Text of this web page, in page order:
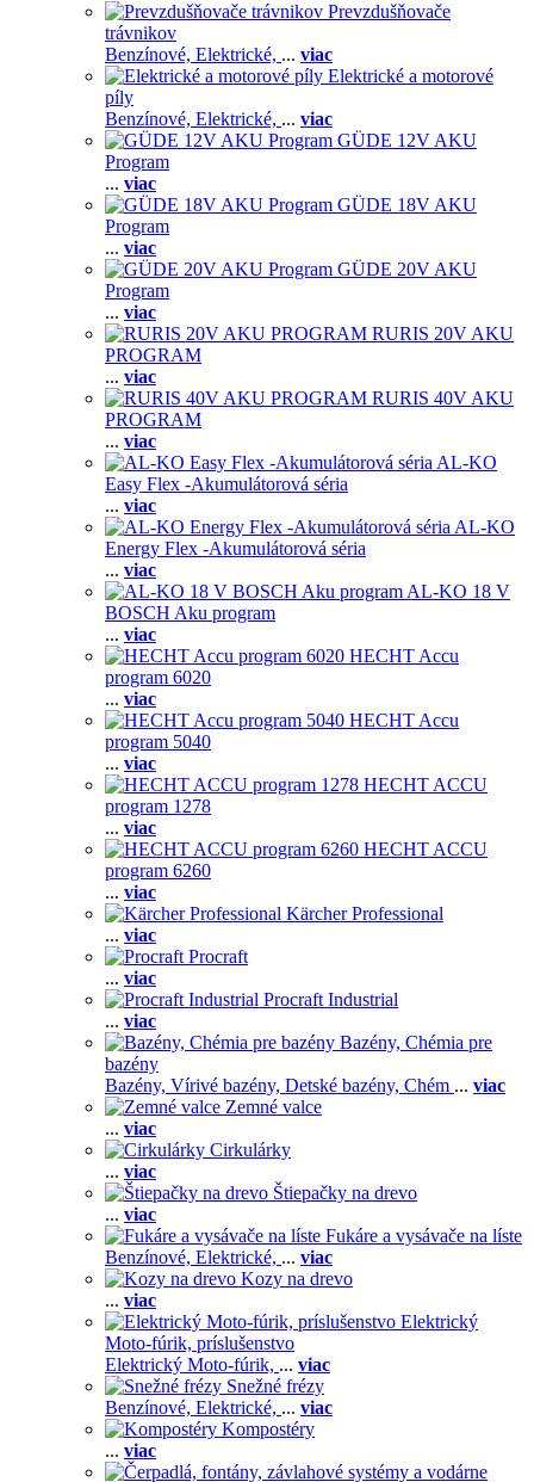
Prevzdušňovače
trávnikov
Benzínové, Elektrické, ... viac
Elektrické a motorové
píly
Benzínové, Elektrické, ... viac
GÜDE 12V AKU
Program
... viac
GÜDE 18V AKU
Program
... viac
GÜDE 20V AKU
Program
... viac
RURIS 20V AKU
PROGRAM
... viac
RURIS 40V AKU
PROGRAM
... viac
AL-KO
Easy Flex -Akumulátorová séria
... viac
AL-KO
Energy Flex -Akumulátorová séria
... viac
AL-KO 18 V
BOSCH Aku program
... viac
HECHT Accu
program 6020
... viac
HECHT Accu
program 5040
... viac
HECHT ACCU
program 1278
... viac
HECHT ACCU
program 6260
... viac
Kärcher Professional
... viac
Procraft
... viac
Procraft Industrial
... viac
Bazény, Chémia pre
bazény
Bazény, Vírivé bazény, Detské bazény, Chém ... viac
Zemné valce
... viac
Cirkulárky
... viac
Štiepačky na drevo
... viac
Fukáre a vysávače na líste
Benzínové, Elektrické, ... viac
Kozy na drevo
... viac
Elektrický
Moto-fúrik, príslušenstvo
Elektrický Moto-fúrik, ... viac
Snežné frézy
Benzínové, Elektrické, ... viac
Kompostéry
... viac